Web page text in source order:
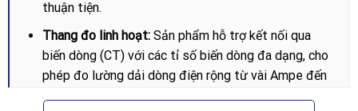
thuận tiện.
Thang đo linh hoạt:Sản phẩm hỗ trợ kết nối qua
biến dòng (CT) với các tỉ số biến dòng đa dạng, cho
phép đo lường dải dòng điện rộng từ vài Ampe đến